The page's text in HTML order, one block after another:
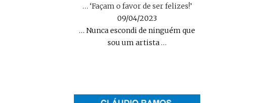
… ‘Façam o favor de ser felizes!’
09/04/2023
… Nunca escondi de ninguém que
sou um artista…